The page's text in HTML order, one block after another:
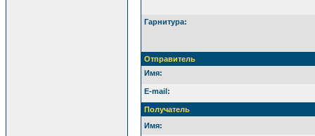
Гарнитура:
Отправитель
Имя:
E-mail:
Получатель
Имя: